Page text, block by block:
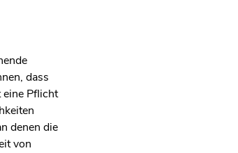
dass
Pflicht
denen die
von